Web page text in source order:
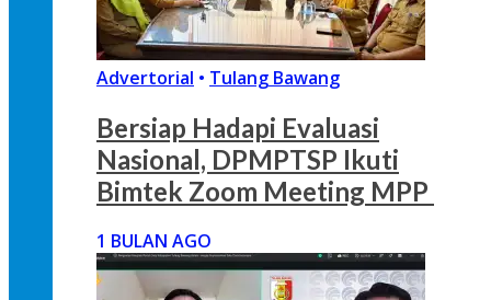
Advertorial • Tulang Bawang
Bersiap Hadapi Evaluasi
Nasional, DPMPTSP Ikuti
Bimtek Zoom Meeting MPP
1 BULAN AGO